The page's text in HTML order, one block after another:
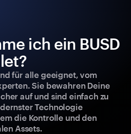
ich ein BUSD
für alle geeignet, vom
Sie bewahren Deine
auf und sind einfach zu
Technologie
die Kontrolle und den
Assets.